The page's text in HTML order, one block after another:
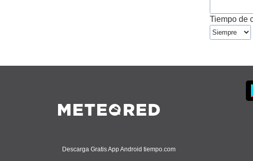
Tiempo de
Descarga Gratis App Android tiempo.com